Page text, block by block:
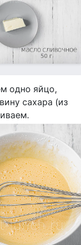
одно яйцо,
сахара (из